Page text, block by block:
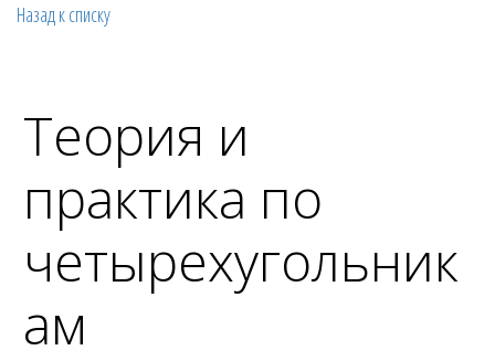
Назад к списку
Теория и
практика по
четырехугольник
ам